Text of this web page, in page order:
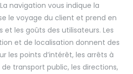
navigation vous indique la
le voyage du client et prend en
les goûts des utilisateurs. Les
et de localisation donnent des
les points d’intérêt, les arrêts à
transport public, les directions,